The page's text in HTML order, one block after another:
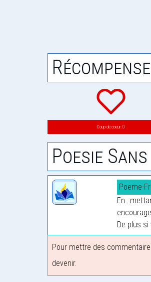
Récompense
Coup de coeur: 0
Poesie
Poeme-
En
De plus
Pour mettre des
devenir.